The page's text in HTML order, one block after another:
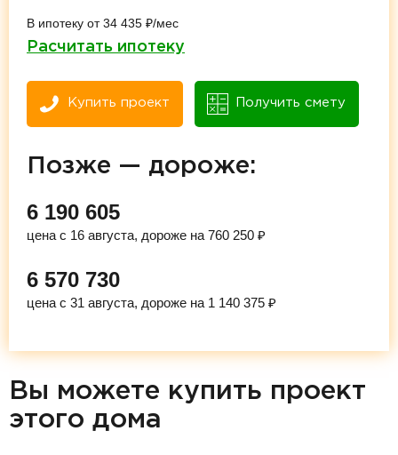
В ипотеку от 34 435 ₽/мес
Расчитать ипотеку
Купить проект Получить смету
Позже — дороже:
6 190 605
цена с 16 августа, дороже на 760 250 ₽
6 570 730
цена с 31 августа, дороже на 1 140 375 ₽
Вы можете купить проект
этого дома